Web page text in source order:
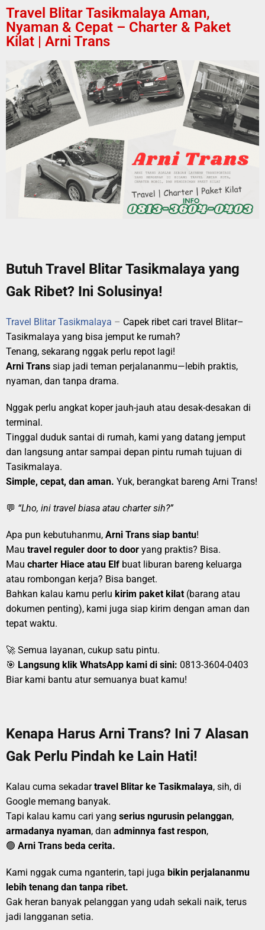
Travel Blitar Tasikmalaya Aman,
Nyaman & Cepat – Charter & Paket
Kilat | Arni Trans
Butuh Travel Blitar Tasikmalaya yang
Gak Ribet? Ini Solusinya!
Travel Blitar Tasikmalaya – Capek ribet cari travel Blitar–
Tasikmalaya yang bisa jemput ke rumah?
Tenang, sekarang nggak perlu repot lagi!
Arni Trans siap jadi teman perjalananmu—lebih praktis,
nyaman, dan tanpa drama.
Nggak perlu angkat koper jauh-jauh atau desak-desakan di
terminal.
Tinggal duduk santai di rumah, kami yang datang jemput
dan langsung antar sampai depan pintu rumah tujuan di
Tasikmalaya.
Simple, cepat, dan aman. Yuk, berangkat bareng Arni Trans!
💬 “Lho, ini travel biasa atau charter sih?”
Apa pun kebutuhanmu, Arni Trans siap bantu!
Mau travel reguler door to door yang praktis? Bisa.
Mau charter Hiace atau Elf buat liburan bareng keluarga
atau rombongan kerja? Bisa banget.
Bahkan kalau kamu perlu kirim paket kilat (barang atau
dokumen penting), kami juga siap kirim dengan aman dan
tepat waktu.
🚀 Semua layanan, cukup satu pintu.
🎯 Langsung klik WhatsApp kami di sini: 0813-3604-0403
Biar kami bantu atur semuanya buat kamu!
Kenapa Harus Arni Trans? Ini 7 Alasan
Gak Perlu Pindah ke Lain Hati!
Kalau cuma sekadartravel Blitar ke Tasikmalaya, sih, di
Google memang banyak.
Tapi kalau kamu cari yang serius ngurusin pelanggan,
armadanya nyaman, dan adminnya fast respon,
🟢 Arni Trans beda cerita.
Kami nggak cuma nganterin, tapi juga bikin perjalananmu
lebih tenang dan tanpa ribet.
Gak heran banyak pelanggan yang udah sekali naik, terus
jadi langganan setia.